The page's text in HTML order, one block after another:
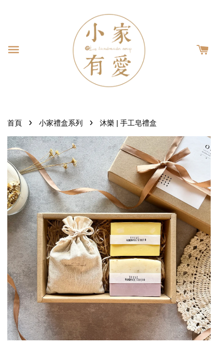
首頁 › 小家禮盒系列 › 沐樂 | 手工皂禮盒